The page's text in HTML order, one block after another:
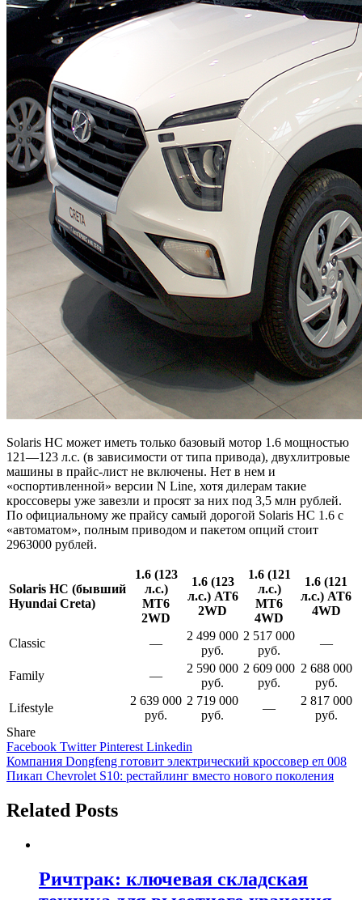
Solaris HC может иметь только базовый мотор 1.6 мощностью
121—123 л.с. (в зависимости от типа привода), двухлитровые
машины в прайс-лист не включены. Нет в нем и
«оспортивленной» версии N Line, хотя дилерам такие
кроссоверы уже завезли и просят за них под 3,5 млн рублей.
По официальному же прайсу самый дорогой Solaris HC 1.6 с
«автоматом», полным приводом и пакетом опций стоит
2963000 рублей.
Solaris HC (бывший
Hyundai Creta)
1.6 (123
л.с.)
MT6
2WD
1.6 (123
л.с.) AT6
2WD
1.6 (121
л.с.)
MT6
4WD
1.6 (121
л.с.) AT6
4WD
Classic —
2 499 000
руб.
2 517 000
руб.
—
Family —
2 590 000
руб.
2 609 000
руб.
2 688 000
руб.
Lifestyle
2 639 000
руб.
2 719 000
руб.
—
2 817 000
руб.
Share
Facebook TwitterPinterest Linkedin
Навигация
по
записям
Компания Dongfeng готовит электрический кроссовер eπ 008
Пикап Chevrolet S10: рестайлинг вместо нового поколения
Related Posts
Ричтрак: ключевая складская